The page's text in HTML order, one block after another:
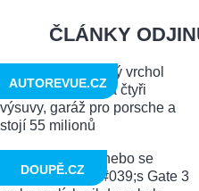
ČLÁNKY
AUTOREVUE.CZ
DOUPĚ.CZ